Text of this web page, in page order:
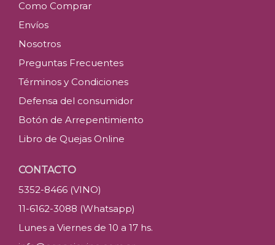
Como Comprar
Envíos
Nosotros
Preguntas Frecuentes
Términos y Condiciones
Defensa del consumidor
Botón de Arrepentimiento
Libro de Quejas Online
CONTACTO
5352-8466 (VINO)
11-6162-3088 (Whatsapp)
Lunes a Viernes de 10 a 17 hs.